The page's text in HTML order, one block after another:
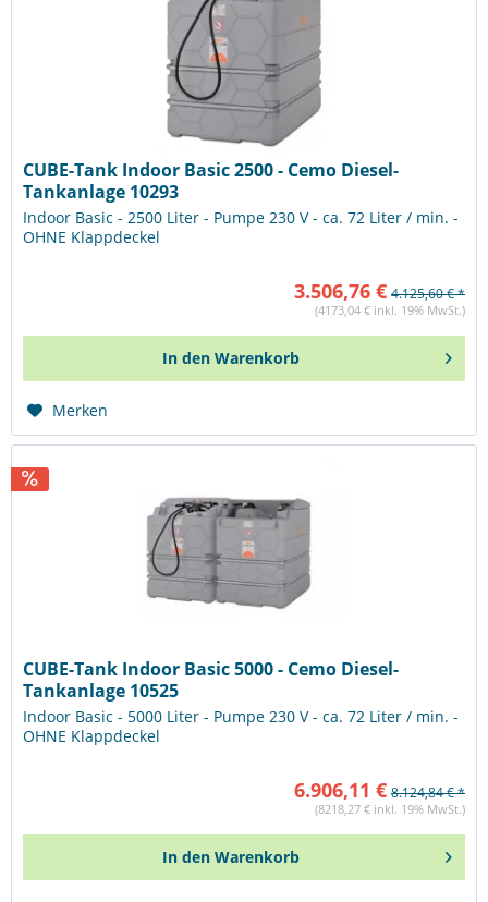
CUBE-Tank Indoor Basic 2500 - Cemo Diesel-
Tankanlage 10293
Indoor Basic - 2500 Liter - Pumpe 230 V - ca. 72 Liter / min. -
OHNE Klappdeckel
3.506,76 € 4.125,60 € *
(4173,04 € inkl. 19% MwSt.)
In den Warenkorb
Merken
CUBE-Tank Indoor Basic 5000 - Cemo Diesel-
Tankanlage 10525
Indoor Basic - 5000 Liter - Pumpe 230 V - ca. 72 Liter / min. -
OHNE Klappdeckel
6.906,11 € 8.124,84 € *
(8218,27 € inkl. 19% MwSt.)
In den Warenkorb